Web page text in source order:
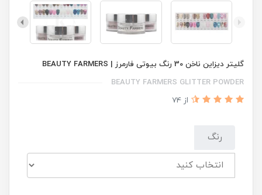
گلیتر دیزاین ناخن 30 رنگ بیوتی فارمرز | BEAUTY FARMERS
BEAUTY FARMERS GLITTER POWDER
از 74
رنگ